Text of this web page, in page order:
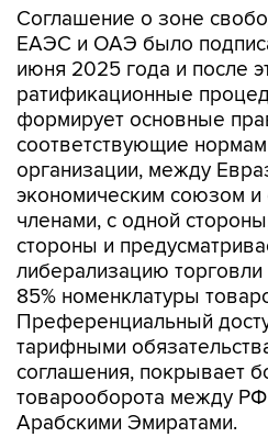
Соглашение о зоне
ЕАЭС и ОАЭ было
июня 2025 года и после
ратификационные
формирует основные
соответствующие
организации, между
экономическим союзом и
членами, с одной
стороны и
либерализацию
85% номенклатуры
Преференциальный
тарифными
соглашения, покрывает
товарооборота между
Арабскими Эмиратами.